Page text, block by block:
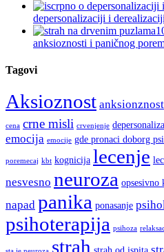
depersonalizaciji i derealizaciji
anksioznosti i paničnog
Tagovi
Aksioznost anksionznost
cena crne misli crvenjenje
emocija emocije gde pronaci doborg
poremecaj kbt kognicija lecenje
nesvesno neuroza opsesivno
napad panika ponasanje
psihoterapija psihoza
strah